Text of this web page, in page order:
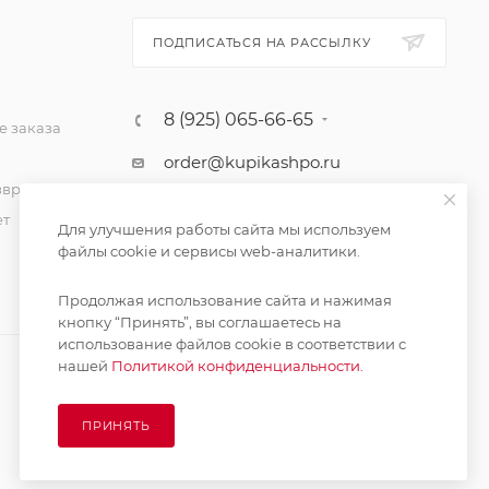
заказа
ПОДПИСАТЬСЯ НА РАССЫЛКУ
8 (925) 065-66-65
order@kupikashpo.ru
Для улучшения работы сайта мы используем
файлы cookie и сервисы web-аналитики.
Продолжая использование сайта и нажимая
кнопку “Принять”, вы соглашаетесь на
использование файлов cookie в соответствии с
нашей Политикой конфиденциальности.
ПРИНЯТЬ